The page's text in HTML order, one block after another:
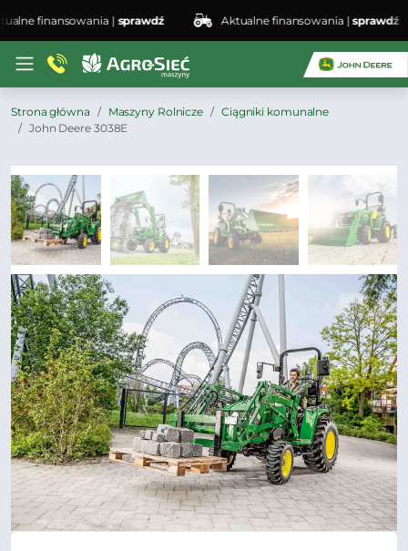
finansowania |sprawdź Aktualne finansowania |sprawdź
Strona główna Maszyny Rolnicze
Ciągniki komunalne
John Deere 3038E